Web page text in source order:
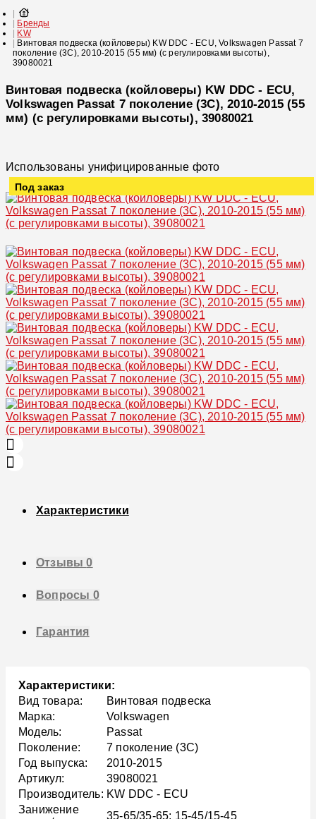
Бренды
KW
Винтовая подвеска (койловеры) KW DDC - ECU, Volkswagen Passat 7
поколение (3C), 2010-2015 (55 мм) (с регулировками высоты),
39080021
Винтовая подвеска (койловеры) KW DDC - ECU,
Volkswagen Passat 7 поколение (3C), 2010-2015 (55
мм) (с регулировками высоты), 39080021
Использованы унифицированные фото
Под заказ
Характеристики
Отзывы0
Вопросы 0
Гарантия
Характеристики:
Вид товара:
Винтовая подвеска
Марка:
Volkswagen
Модель:
Passat
Поколение:
7 поколение (3C)
Год выпуска:
2010-2015
Артикул:
39080021
Производитель: KW DDC - ECU
Занижение
35-65/35-65; 15-45/15-45